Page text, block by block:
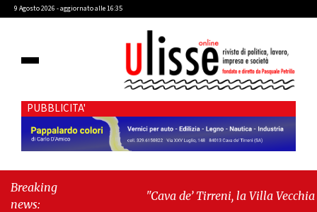
9 Agosto 2026 - aggiornato alle 16:35
PUBBLICITA'
Breaking
news:
"Cava de’ Tirreni, la Villa Vecchia